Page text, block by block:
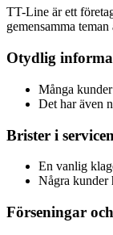
TT-Line är ett
gemensamma
Otydlig
Många
Det har även
Brister i
En vanlig
Några kunder
Förseningar